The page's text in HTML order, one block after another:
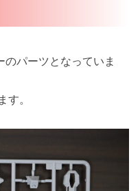
パーツとなっていま
。